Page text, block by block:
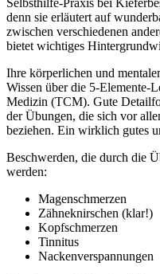
Selbsthilfe-Praxis bei
denn sie erläutert auf
zwischen verschiedenen
bietet wichtiges
Ihre körperlichen und
Wissen über die 5-Elemente-
Medizin (TCM). Gute
der Übungen, die sich vor
beziehen. Ein wirklich gutes
Beschwerden, die durch die
werden:
Magenschmerzen
Zähneknirschen (klar!)
Kopfschmerzen
Tinnitus
Nackenverspannungen